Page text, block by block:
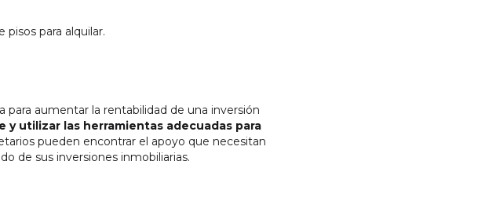
para alquilar.
para aumentar la rentabilidad de una inversión
utilizar las herramientas adecuadas para
pueden encontrar el apoyo que necesitan
de sus inversiones inmobiliarias.